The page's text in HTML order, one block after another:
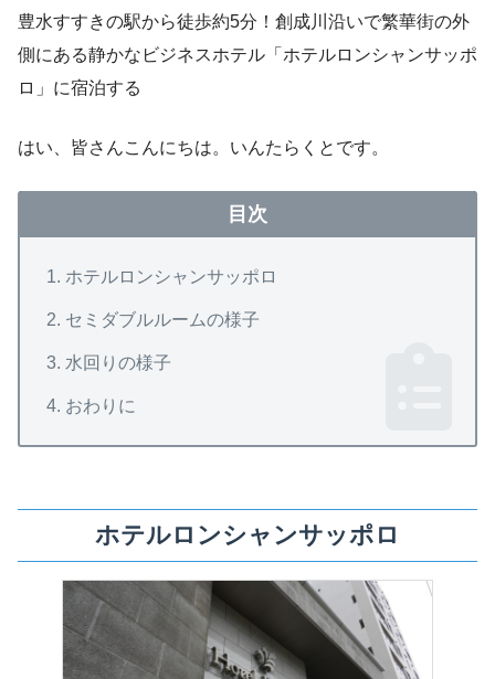
豊水すすきの駅から徒歩約5分！創成川沿いで繁華街の外
側にある静かなビジネスホテル「ホテルロンシャンサッポ
ロ」に宿泊する
はい、皆さんこんにちは。いんたらくとです。
目次
ホテルロンシャンサッポロ
セミダブルルームの様子
水回りの様子
おわりに
ホテルロンシャンサッポロ